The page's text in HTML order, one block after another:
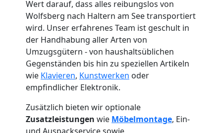
Wert darauf, dass alles reibungslos von
Wolfsberg nach Haltern am See transportiert
wird. Unser erfahrenes Team ist geschult in
der Handhabung aller Arten von
Umzugsgütern - von haushaltsüblichen
Gegenständen bis hin zu speziellen Artikeln
wie Klavieren, Kunstwerken oder
empfindlicher Elektronik.
Zusätzlich bieten wir optionale
Zusatzleistungen wie Möbelmontage, Ein-
und Auspackservice sowie